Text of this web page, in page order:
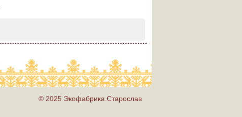
© 2025 Экофабрика Старослав